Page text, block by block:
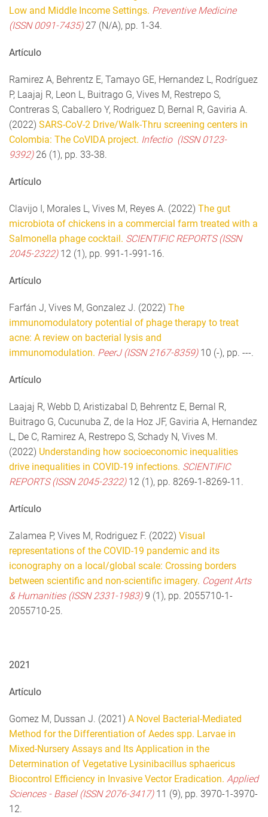
Low and Middle Income Settings. Preventive Medicine
(ISSN 0091-7435)27 (N/A), pp. 1-34.
Artículo
Ramirez A, Behrentz E, Tamayo GE, Hernandez L, Rodríguez
P, Laajaj R, Leon L, Buitrago G, Vives M, Restrepo S,
Contreras S, Caballero Y, Rodriguez D, Bernal R, Gaviria A.
(2022) SARS-CoV-2 Drive/Walk-Thru screening centers in
Colombia: The CoVIDA project. Infectio (ISSN 0123-
9392)26 (1), pp. 33-38.
Artículo
Clavijo I, Morales L, Vives M, Reyes A. (2022) The gut
microbiota of chickens in a commercial farm treated with a
Salmonella phage cocktail. SCIENTIFIC REPORTS (ISSN
2045-2322)12 (1), pp. 991-1-991-16.
Artículo
Farfán J, Vives M, Gonzalez J. (2022) The
immunomodulatory potential of phage therapy to treat
acne: A review on bacterial lysis and
immunomodulation. PeerJ (ISSN 2167-8359)10 (-), pp. ---.
Artículo
Laajaj R, Webb D, Aristizabal D, Behrentz E, Bernal R,
Buitrago G, Cucunuba Z, de la Hoz JF, Gaviria A, Hernandez
L, De C, Ramirez A, Restrepo S, Schady N, Vives M.
(2022) Understanding how socioeconomic inequalities
drive inequalities in COVID-19 infections. SCIENTIFIC
REPORTS (ISSN 2045-2322)12 (1), pp. 8269-1-8269-11.
Artículo
Zalamea P, Vives M, Rodriguez F. (2022) Visual
representations of the COVID-19 pandemic and its
iconography on a local/global scale: Crossing borders
between scientific and non-scientific imagery. Cogent Arts
& Humanities (ISSN 2331-1983)9 (1), pp. 2055710-1-
2055710-25.
2021
Artículo
Gomez M, Dussan J. (2021) A Novel Bacterial-Mediated
Method for the Differentiation of Aedes spp. Larvae in
Mixed-Nursery Assays and Its Application in the
Determination of Vegetative Lysinibacillus sphaericus
Biocontrol Efficiency in Invasive Vector Eradication. Applied
Sciences - Basel (ISSN 2076-3417)11 (9), pp. 3970-1-3970-
12.